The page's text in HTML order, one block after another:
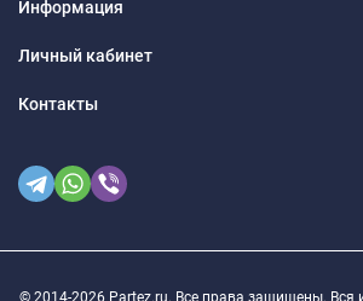
Информация
Личный кабинет
Контакты
© 2014-2026 Partez.ru. Все права защищены. Вся